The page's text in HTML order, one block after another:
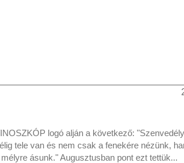
logó alján a következő:
tele van és nem csak a fenekére nézünk,
ásunk." Augusztusban pont ezt tettük...